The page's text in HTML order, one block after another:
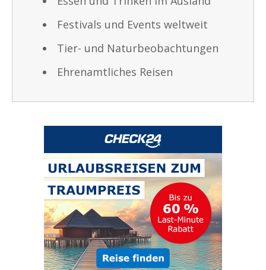
Festivals und Events weltweit
Tier- und Naturbeobachtungen
Ehrenamtliches Reisen